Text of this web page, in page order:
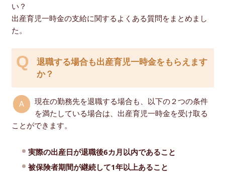
い？
出産育児一時金の支給に関するよくある質問をまとめまし
た。
退職する場合も出産育児一時金をもらえます
か？
現在の勤務先を退職する場合も、以下の２つの条件
を満たしている場合は、出産育児一時金を受け取る
ことができます。
実際の出産日が退職後6カ月以内であること
被保険者期間が継続して1年以上あること